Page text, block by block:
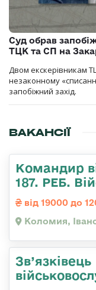
Суд обрав
ТЦК та СП на
Двом екскерівникам
незаконному
запобіжний захід.
ВАКАНСІЇ
Командир
187. РЕБ.
від 19000 до
Коломия,
Зв’язківець